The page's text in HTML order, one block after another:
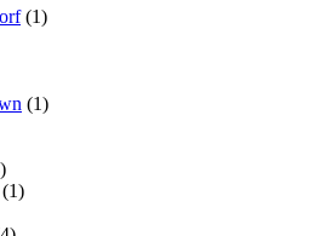
(1)
(1)
(1)